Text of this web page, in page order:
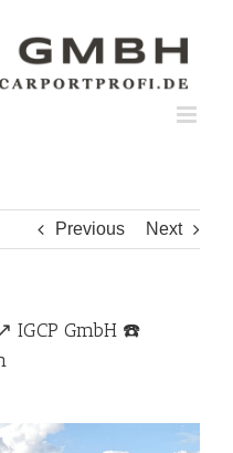
Previous Next
IGCP GmbH ☎️